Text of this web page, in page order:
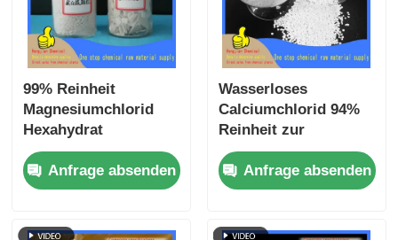
99% Reinheit
Magnesiumchlorid
Hexahydrat
MgCl2·6H2O zur
Entdeisung und
Staubbekämpfung
Anfrage absenden
Wasserloses
Calciumchlorid 94%
Reinheit zur
Schmelze von Schnee
und Beschleunigung
von Beton
Anfrage absenden